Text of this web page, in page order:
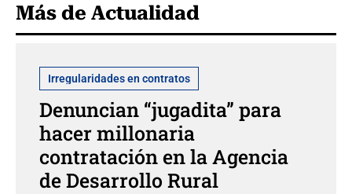
Más de Actualidad
Irregularidades en contratos
Denuncian “jugadita” para
hacer millonaria
contratación en la Agencia
de Desarrollo Rural